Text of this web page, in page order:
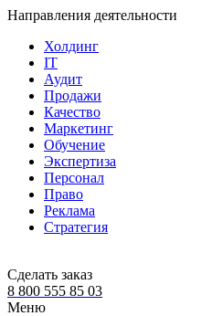
Направления деятельности
Холдинг
IT
Аудит
Продажи
Качество
Маркетинг
Обучение
Экспертиза
Персонал
Право
Реклама
Стратегия
Сделать заказ
8 800 555 85 03
Меню